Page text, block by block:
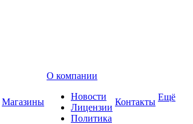
Магазины
О компании
Новости
Лицензии
Политика
Контакты Ещё